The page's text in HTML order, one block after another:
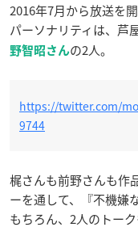
2016年7月から放送を
パーソナリティは、芦
野智昭さんの2人。
https://twitter.com/
9744
梶さんも前野さんも作
ーを通して、『不機嫌
もちろん、2人のトー